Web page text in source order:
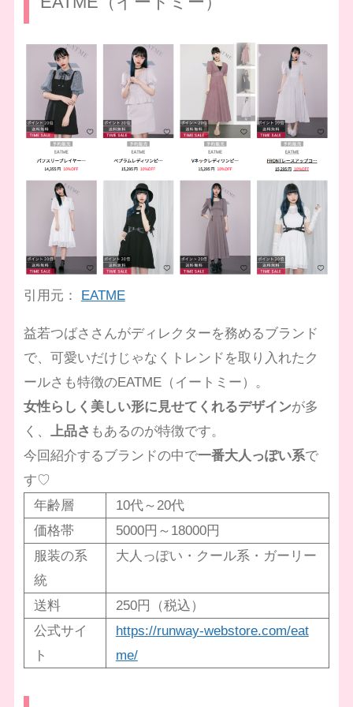
引用元： EATME
益若つばささんがディレクターを務めるブランド
で、可愛いだけじゃなくトレンドを取り入れたク
ールさも特徴のEATME（イートミー）。
女性らしく美しい形に見せてくれるデザインが多
く、
上品さ もあるのが特徴です。
今回紹介するブランドの中で一番大人っぽい系で
す♡
年齢層
10代～20代
価格帯
5000円～18000円
服装の系
統
大人っぽい・クール系・ガーリー
送料
250円（税込）
公式サイ
ト
https://runway-webstore.com/eat
me/